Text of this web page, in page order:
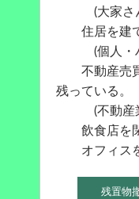
(大家さん
住居を建て
(個人・ハ
不動産売買
残っている。
(不動産
飲食店を
オフィスを
残置物